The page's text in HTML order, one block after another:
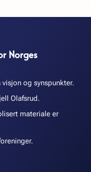
Norges
og synspunkter.
Olafsrud.
materiale er